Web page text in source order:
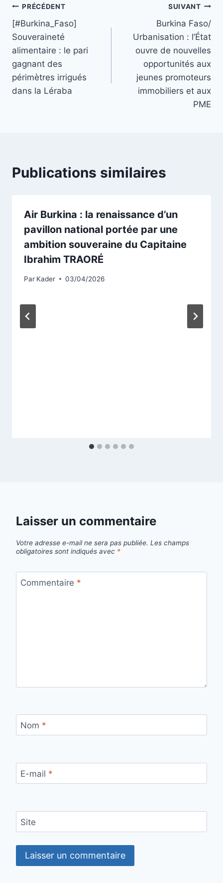
Navigation
de
l’article
PRÉCÉDENT
[#Burkina_Faso]
Souveraineté
alimentaire : le pari
gagnant des
périmètres irrigués
dans la Léraba
SUIVANT
Burkina Faso/
Urbanisation : l’État
ouvre de nouvelles
opportunités aux
jeunes promoteurs
immobiliers et aux
PME
Publications similaires
Air Burkina : la renaissance d’un
pavillon national portée par une
ambition souveraine du Capitaine
Ibrahim TRAORÉ
Par Kader 03/04/2026
Laisser un commentaire
Votre adresse e-mail ne sera pas publiée. Les champs
obligatoires sont indiqués avec *
Commentaire *
Nom *
E-mail *
Site